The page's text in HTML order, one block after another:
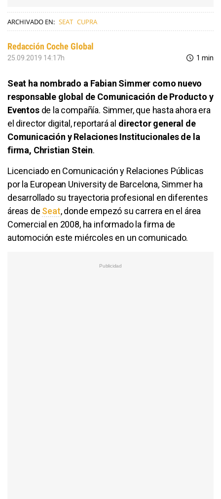
ARCHIVADO EN: SEAT CUPRA
Redacción Coche Global
25.09.2019 14:17h 1 min
Seat ha nombrado a Fabian Simmer como nuevo
responsable global de Comunicación de Producto y
Eventosde la compañía. Simmer, que hasta ahora era
el director digital, reportará al director general de
Comunicación y Relaciones Institucionales de la
firma, Christian Stein.
Licenciado en Comunicación y Relaciones Públicas
por la European University de Barcelona, Simmer ha
desarrollado su trayectoria profesional en diferentes
áreas de Seat, donde empezó su carrera en el área
Comercial en 2008, ha informado la firma de
automoción este miércoles en un comunicado.